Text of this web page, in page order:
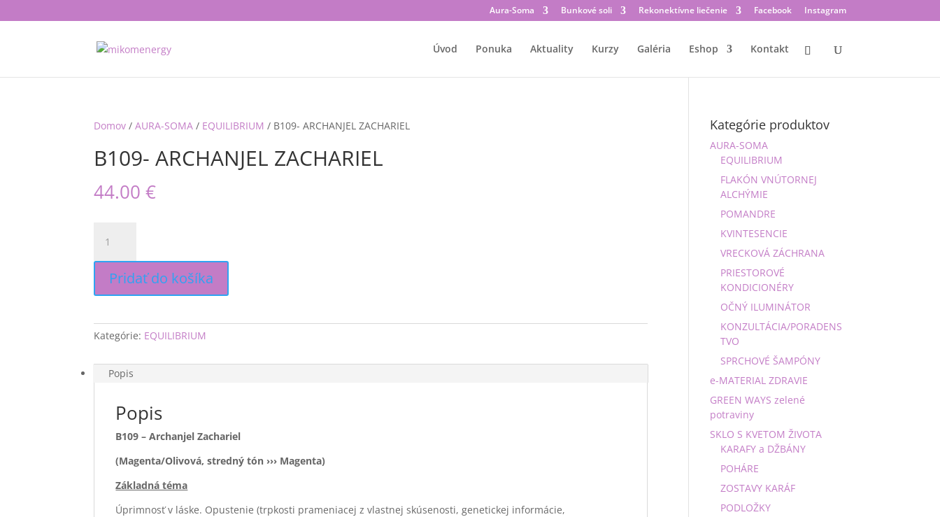
Aura-Soma Bunkové soli Rekonektívne liečenie Facebook Instagram
Úvod Ponuka Aktuality Kurzy Galéria Eshop Kontakt
Domov /AURA-SOMA / EQUILIBRIUM / B109- ARCHANJEL ZACHARIEL
B109- ARCHANJEL ZACHARIEL
44.00€
B109-
ARCHANJEL
ZACHARIEL
Pridať do košíka
Kategórie: EQUILIBRIUM
Popis
Popis
B109 – Archanjel Zachariel
(Magenta/Olivová, stredný tón ››› Magenta)
Základná téma
Úprimnosť v láske. Opustenie (trpkosti prameniacej z vlastnej skúsenosti, genetickej informácie,
Kategórie produktov
AURA-SOMA
EQUILIBRIUM
FLAKÓN VNÚTORNEJ
ALCHÝMIE
POMANDRE
KVINTESENCIE
VRECKOVÁ ZÁCHRANA
PRIESTOROVÉ
KONDICIONÉRY
OČNÝ ILUMINÁTOR
KONZULTÁCIA/PORADENS
TVO
SPRCHOVÉ ŠAMPÓNY
e-MATERIAL ZDRAVIE
GREEN WAYS zelené
potraviny
SKLO S KVETOM ŽIVOTA
KARAFY a DŽBÁNY
POHÁRE
ZOSTAVY KARÁF
PODLOŽKY